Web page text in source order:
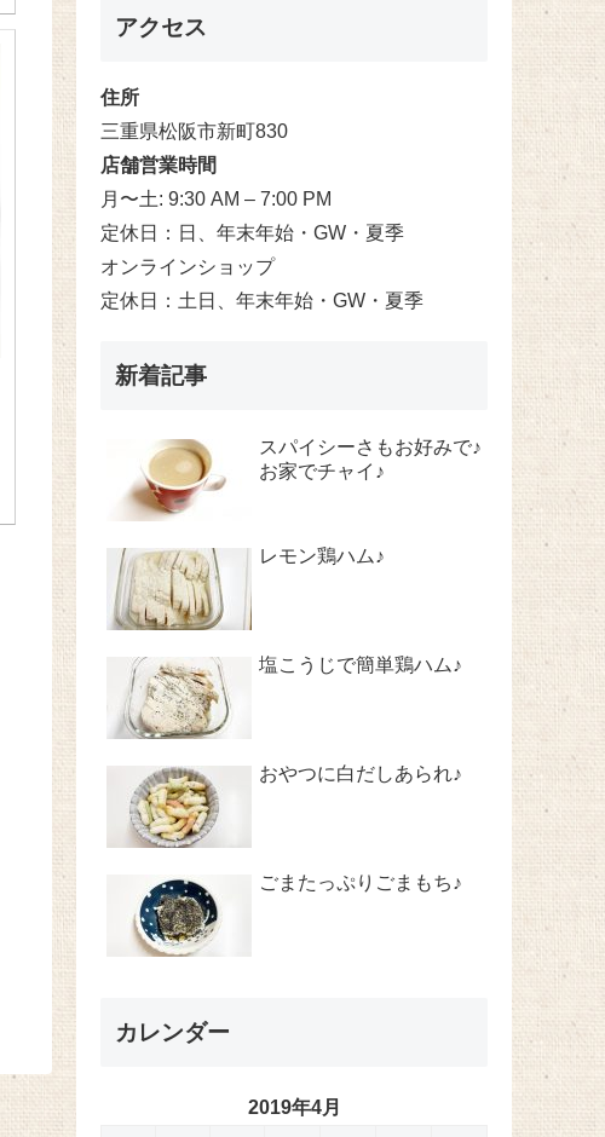
アクセス
住所
三重県松阪市新町830
店舗営業時間
月〜土: 9:30 AM – 7:00 PM
定休日：日、年末年始・GW・夏季
オンラインショップ
定休日：土日、年末年始・GW・夏季
新着記事
スパイシーさもお好みで♪
お家でチャイ♪
レモン鶏ハム♪
塩こうじで簡単鶏ハム♪
おやつに白だしあられ♪
ごまたっぷりごまもち♪
カレンダー
2019年4月